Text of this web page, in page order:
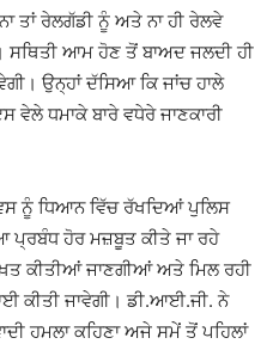
ਤਾਂ ਰੇਲਗੱਡੀ ਨੂੰ ਅਤੇ ਨਾ ਹੀ ਰੇਲਵੇ
ਆਮ ਹੋਣ ਤੋਂ ਬਾਅਦ ਜਲਦੀ ਹੀ
ਉਨ੍ਹਾਂ ਦੱਸਿਆ ਕਿ ਜਾਂਚ ਹਾਲੇ
ਧਮਾਕੇ ਬਾਰੇ ਵਧੇਰੇ ਜਾਣਕਾਰੀ
ਨੂੰ ਧਿਆਨ ਵਿੱਚ ਰੱਖਦਿਆਂ ਪੁਲਿਸ
ਪ੍ਰਬੰਧ ਹੋਰ ਮਜ਼ਬੂਤ ਕੀਤੇ ਜਾ ਰਹੇ
ਕੀਤੀਆਂ ਜਾਣਗੀਆਂ ਅਤੇ ਮਿਲ ਰਹੀ
ਕੀਤੀ ਜਾਵੇਗੀ। ਡੀ.ਆਈ.ਜੀ. ਨੇ
ਹਮਲਾ ਕਹਿਣਾ ਅਜੇ ਸਮੇਂ ਤੋਂ ਪਹਿਲਾਂ